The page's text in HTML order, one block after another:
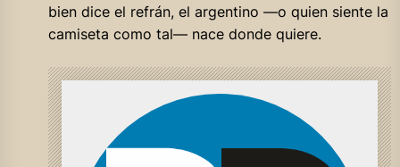
bien dice el refrán, el argentino —o quien siente la
camiseta como tal— nace donde quiere.